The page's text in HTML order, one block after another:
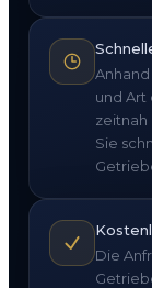
und Art
zeitnah
Sie
Die